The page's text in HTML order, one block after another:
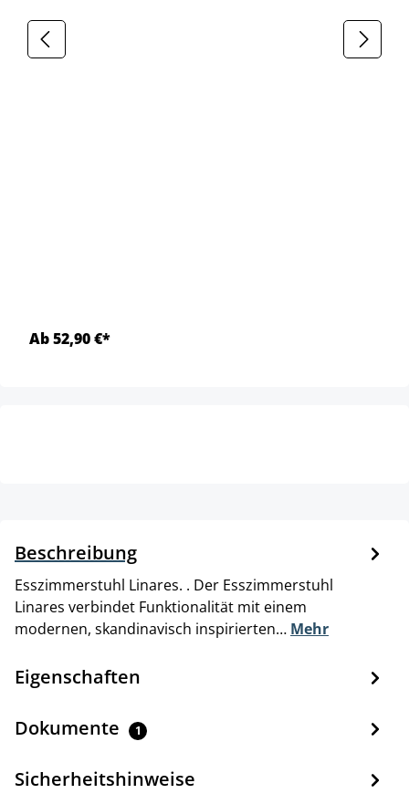
Ab 52,90 €*
Beschreibung
Esszimmerstuhl Linares. . Der Esszimmerstuhl
Linares verbindet Funktionalität mit einem
modernen, skandinavisch inspirierten… Mehr
Eigenschaften
Dokumente 1
Sicherheitshinweise